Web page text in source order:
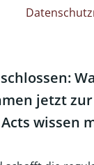
jetzt
Acts wissen